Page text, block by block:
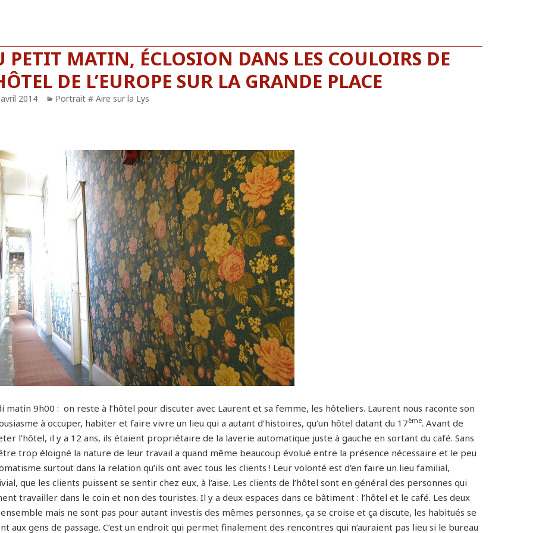
PETIT MATIN, ÉCLOSION DANS LES COULOIRS DE
DE L’EUROPE SUR LA GRANDE PLACE
2014 Catégories
Portrait # Aire sur la Lys
matin 9h00 : on reste à l’hôtel pour discuter avec Laurent et sa femme, les hôteliers. Laurent nous raconte son
à occuper, habiter et faire vivre un lieu qui a autant d’histoires, qu’un hôtel datant du 17ème. Avant de
l’hôtel, il y a 12 ans, ils étaient propriétaire de la laverie automatique juste à gauche en sortant du café. Sans
être trop éloigné la nature de leur travail a quand même beaucoup évolué entre la présence nécessaire et le peu
surtout dans la relation qu’ils ont avec tous les clients ! Leur volonté est d’en faire un lieu familial,
que les clients puissent se sentir chez eux, à l’aise. Les clients de l’hôtel sont en général des personnes qui
travailler dans le coin et non des touristes. Il y a deux espaces dans ce bâtiment : l’hôtel et le café. Les deux
mais ne sont pas pour autant investis des mêmes personnes, ça se croise et ça discute, les habitués se
aux gens de passage. C’est un endroit qui permet finalement des rencontres qui n’auraient pas lieu si le bureau